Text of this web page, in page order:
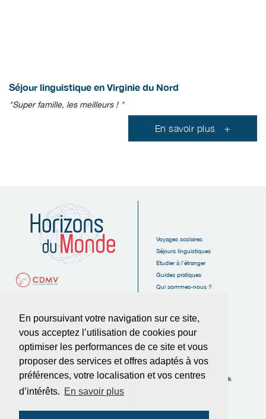
En poursuivant votre navigation sur ce site,
vous acceptez l’utilisation de cookies pour
optimiser les performances de ce site et vous
proposer des services et offres adaptés à vos
préférences, votre localisation et vos centres
d’intérêts. En savoir plus
Séjour linguistique en Virginie du Nord
"Super famille, les meilleurs ! "
En savoir plus +
6, Rue des Tanneurs
16110 La Rochefoucauld
Fax :05.45.62.37.89
Voyages scolaires
Séjours linguistiques
Etudier à l'étranger
Guides pratiques
Qui sommes-nous ?
Suivez-nous sur Facebook